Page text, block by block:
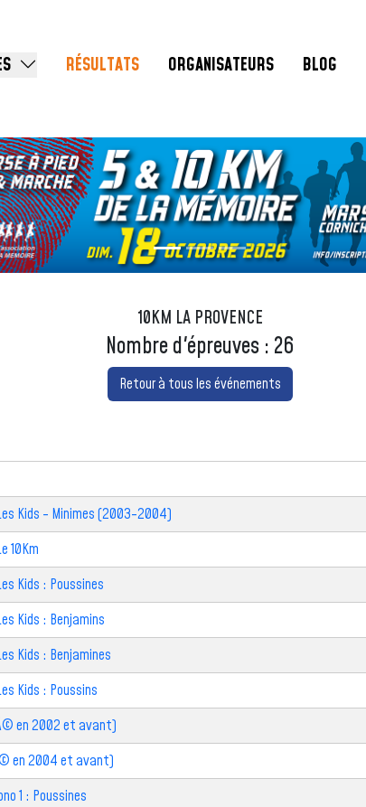
RÉSULTATS ORGANISATEURS BLOG
10KM LA PROVENCE
Nombre d'épreuves : 26
Retour à tous les événements
Kids - Minimes (2003-2004)
10Km
Kids : Poussines
Kids : Benjamins
Kids : Benjamines
Kids : Poussins
en 2002 et avant)
en 2004 et avant)
1 : Poussines